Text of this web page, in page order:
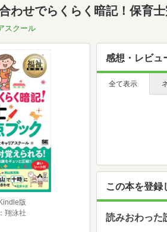
わせでらくらく暗記！保育
スクール
版
翔泳社
感想・レビュ
全て表示
この本を登録
読みおわった